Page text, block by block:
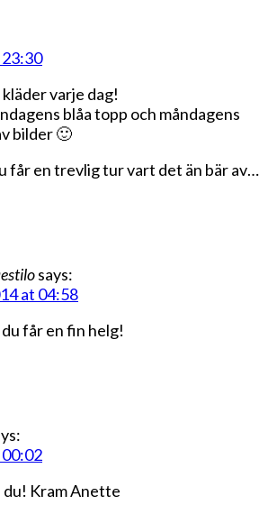
varje dag!
blåa topp och måndagens
bilder 🙂
får en trevlig tur vart det än bär av…
says:
at 04:58
får en fin helg!
00:02
Kram Anette